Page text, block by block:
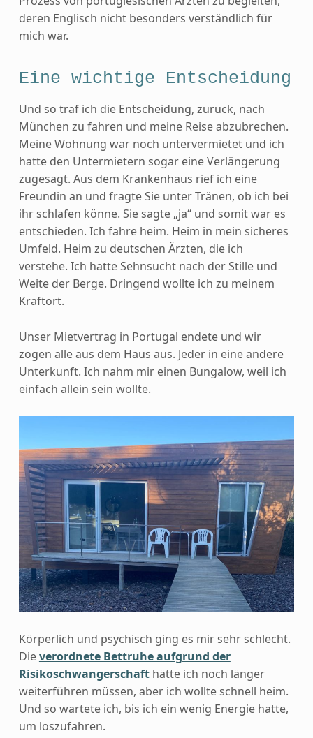
deren Englisch nicht besonders verständlich für
mich war.
Eine wichtige Entscheidung
Und so traf ich die Entscheidung, zurück, nach
München zu fahren und meine Reise abzubrechen.
Meine Wohnung war noch untervermietet und ich
hatte den Untermietern sogar eine Verlängerung
zugesagt. Aus dem Krankenhaus rief ich eine
Freundin an und fragte Sie unter Tränen, ob ich bei
ihr schlafen könne. Sie sagte „ja“ und somit war es
entschieden. Ich fahre heim. Heim in mein sicheres
Umfeld. Heim zu deutschen Ärzten, die ich
verstehe. Ich hatte Sehnsucht nach der Stille und
Weite der Berge. Dringend wollte ich zu meinem
Kraftort.
Unser Mietvertrag in Portugal endete und wir
zogen alle aus dem Haus aus. Jeder in eine andere
Unterkunft. Ich nahm mir einen Bungalow, weil ich
einfach allein sein wollte.
Körperlich und psychisch ging es mir sehr schlecht.
Dieverordnete Bettruhe aufgrund der
Risikoschwangerschafthätte ich noch länger
weiterführen müssen, aber ich wollte schnell heim.
Und so wartete ich, bis ich ein wenig Energie hatte,
um loszufahren.